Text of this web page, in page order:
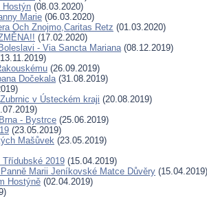
Hostýn (08.03.2020)
Marie (06.03.2020)
Och Znojmo,Caritas Retz (01.03.2020)
(17.02.2020)
- Via Sancta Mariana(08.12.2019)
(26.09.2019)
Dočekala(31.08.2019)
v Ústeckém kraji (20.08.2019)
- Bystrce (25.06.2019)
(23.05.2019)
Mašůvek (23.05.2019)
Třídubské 2019 (15.04.2019)
Marii Jeníkovské Matce Důvěry (15.04.2019)
Hostýně (02.04.2019)